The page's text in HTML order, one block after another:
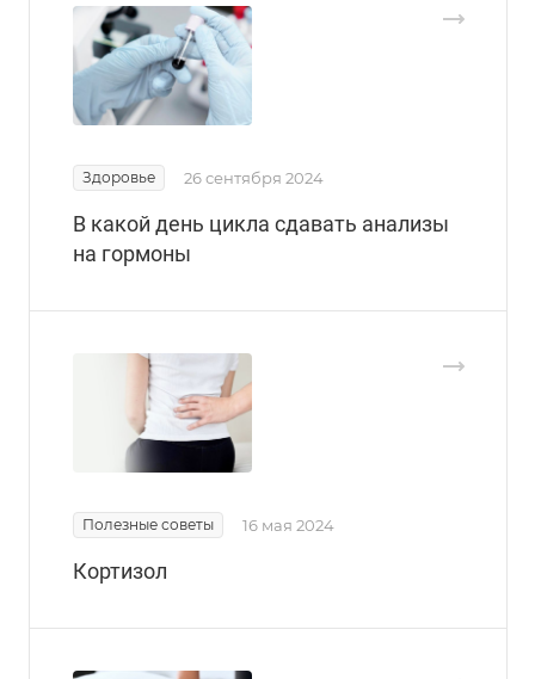
Здоровье 26 сентября 2024
В какой день цикла сдавать анализы
на гормоны
Полезные советы 16 мая 2024
Кортизол